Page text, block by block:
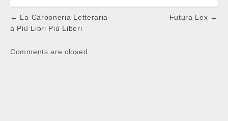
Post
navigation
← La Carboneria Letteraria
a Più Libri Più Liberi
Futura Lex →
Comments are closed.